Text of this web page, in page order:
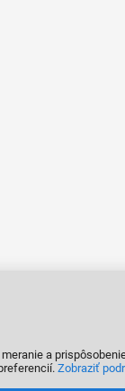
a
Zobraziť